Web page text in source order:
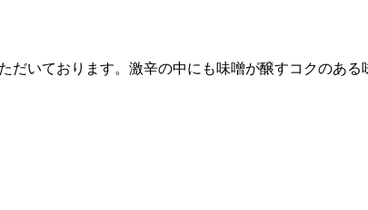
いております。激辛の中にも味噌が醸すコクのある